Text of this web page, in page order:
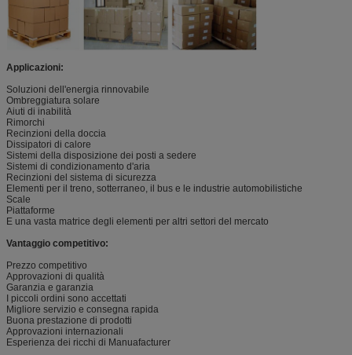
Applicazioni:
Soluzioni dell'energia rinnovabile
Ombreggiatura solare
Aiuti di inabilità
Rimorchi
Recinzioni della doccia
Dissipatori di calore
Sistemi della disposizione dei posti a sedere
Sistemi di condizionamento d'aria
Recinzioni del sistema di sicurezza
Elementi per il treno, sotterraneo, il bus e le industrie automobilistiche
Scale
Piattaforme
E una vasta matrice degli elementi per altri settori del mercato
Vantaggio competitivo:
Prezzo competitivo
Approvazioni di qualità
Garanzia e garanzia
I piccoli ordini sono accettati
Migliore servizio e consegna rapida
Buona prestazione di prodotti
Approvazioni internazionali
Esperienza dei ricchi di Manuafacturer